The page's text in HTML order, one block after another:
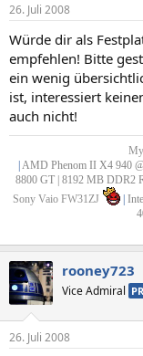
26. Juli 2008
Würde dir als
empfehlen! Bitte
ein wenig
ist, interessiert
auch nicht!
| AMD Phenom II X4 940
8800 GT | 8192 MB DDR2
Sony Vaio FW31ZJ
|
rooney723
Vice Admiral
26. Juli 2008